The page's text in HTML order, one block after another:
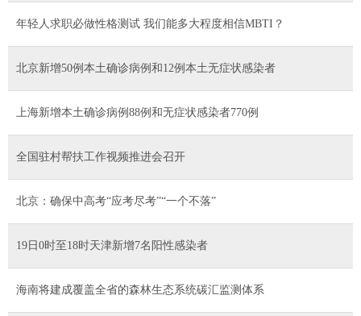
年轻人求职必做性格测试 我们能多大程度相信MBTI？
北京新增50例本土确诊病例和12例本土无症状感染者
上海新增本土确诊病例88例和无症状感染者770例
全国驻村帮扶工作视频推进会召开
北京：确保中高考“应考尽考”“一个不落”
19日0时至18时天津新增7名阳性感染者
海南将建成覆盖全省的森林生态系统碳汇监测体系